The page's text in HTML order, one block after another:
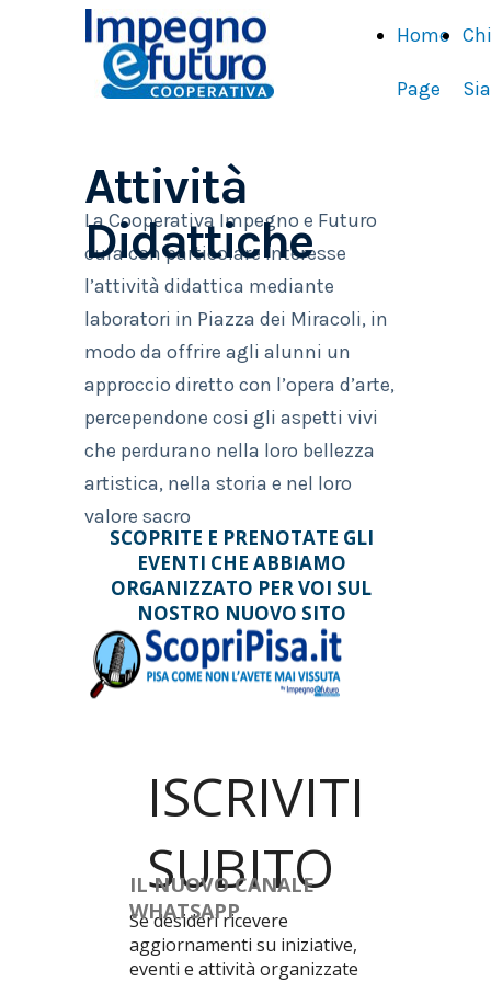
Home
Page
Chi
Attività
Didattiche
SCOPRITE E PRENOTATE GLI
EVENTI CHE ABBIAMO
ORGANIZZATO PER VOI SUL
NOSTRO NUOVO SITO
La Cooperativa Impegno e Futuro
cura con particolare interesse
l’attività didattica mediante
laboratori in Piazza dei Miracoli, in
modo da offrire agli alunni un
approccio diretto con l’opera d’arte,
percependone cosi gli aspetti vivi
che perdurano nella loro bellezza
artistica, nella storia e nel loro
valore sacro
IL NUOVO CANALE
WHATSAPP
ISCRIVITI
SUBITO
Se desideri ricevere
aggiornamenti su iniziative,
eventi e attività organizzate